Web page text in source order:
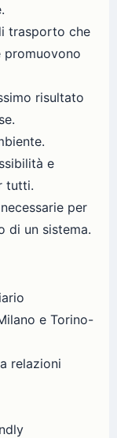
trasporto che
promuovono
risultato
e
tutti.
per
di un sistema.
e Torino-
relazioni